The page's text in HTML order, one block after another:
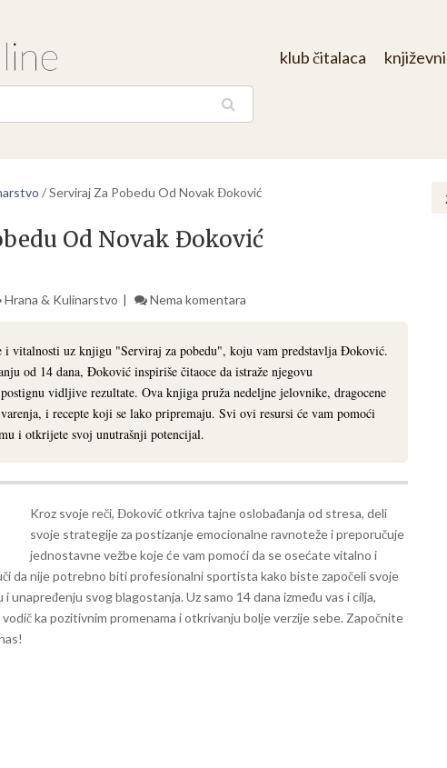
klub čitalaca
/Serviraj Za Pobedu Od Novak Đoković
Od Novak Đoković
Hrana & Kulinarstvo Nema komentara
i vitalnosti uz knjigu "Serviraj za pobedu", koju vam predstavlja Đoković.
od 14 dana, Đoković inspiriše čitaoce da istraže njegovu
vidljive rezultate. Ova knjiga pruža nedeljne jelovnike, dragocene
i recepte koji se lako pripremaju. Svi ovi resursi će vam pomoći
i otkrijete svoj unutrašnji potencijal.
Kroz svoje reči, Đoković otkriva tajne oslobađanja od stresa, deli
svoje strategije za postizanje emocionalne ravnoteže i preporučuje
jednostavne vežbe koje će vam pomoći da se osećate vitalno i
da nije potrebno biti profesionalni sportista kako biste započeli svoje
unapređenju svog blagostanja. Uz samo 14 dana između vas i cilja,
vodič ka pozitivnim promenama i otkrivanju bolje verzije sebe. Započnite